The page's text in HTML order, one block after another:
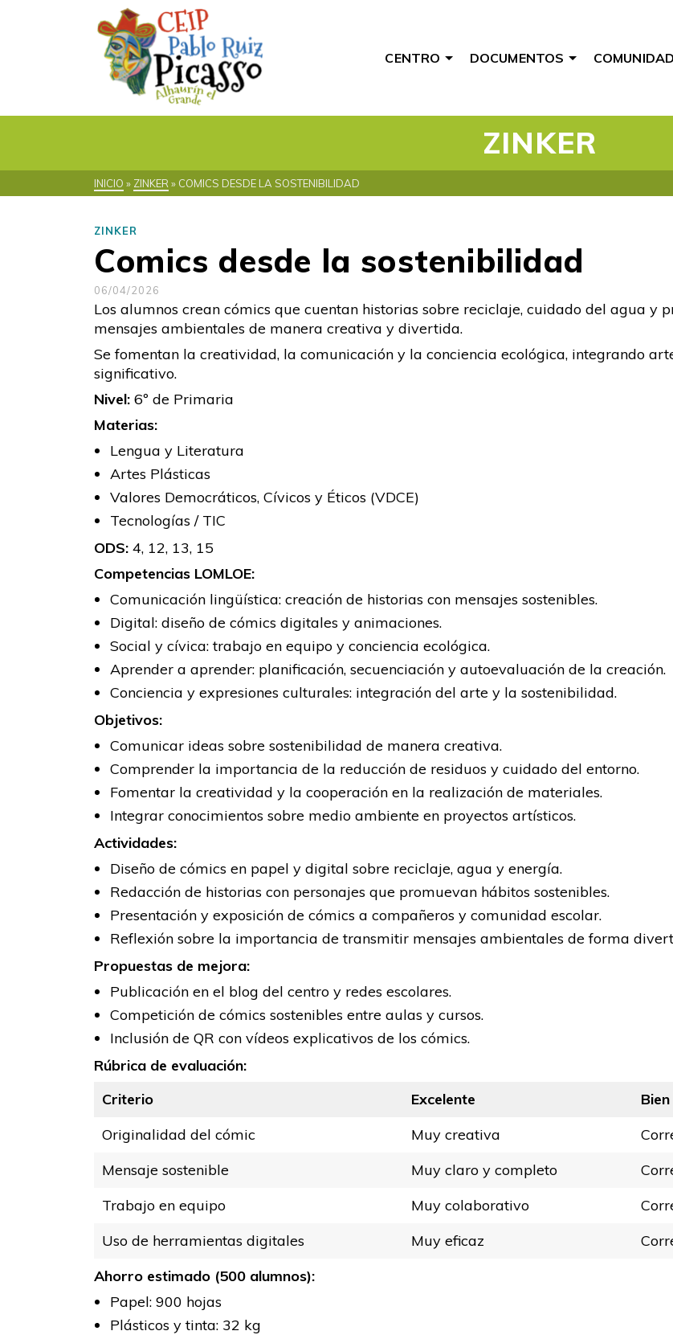
CENTRO DOCUMENTOS COMUNIDAD
ZINKER
INICIO » ZINKER » COMICS DESDE LA SOSTENIBILIDAD
ZINKER
Comics desde la sostenibilidad
06/04/2026
Los alumnos crean cómics que cuentan historias sobre reciclaje, cuidado del agua y
mensajes ambientales de manera creativa y divertida.
Se fomentan la creatividad, la comunicación y la conciencia ecológica, integrando
significativo.
Nivel: 6º de Primaria
Materias:
Lengua y Literatura
Artes Plásticas
Valores Democráticos, Cívicos y Éticos (VDCE)
Tecnologías / TIC
ODS: 4, 12, 13, 15
Competencias LOMLOE:
Comunicación lingüística: creación de historias con mensajes sostenibles.
Digital: diseño de cómics digitales y animaciones.
Social y cívica: trabajo en equipo y conciencia ecológica.
Aprender a aprender: planificación, secuenciación y autoevaluación de la creación.
Conciencia y expresiones culturales: integración del arte y la sostenibilidad.
Objetivos:
Comunicar ideas sobre sostenibilidad de manera creativa.
Comprender la importancia de la reducción de residuos y cuidado del entorno.
Fomentar la creatividad y la cooperación en la realización de materiales.
Integrar conocimientos sobre medio ambiente en proyectos artísticos.
Actividades:
Diseño de cómics en papel y digital sobre reciclaje, agua y energía.
Redacción de historias con personajes que promuevan hábitos sostenibles.
Presentación y exposición de cómics a compañeros y comunidad escolar.
Reflexión sobre la importancia de transmitir mensajes ambientales de forma
Propuestas de mejora:
Publicación en el blog del centro y redes escolares.
Competición de cómics sostenibles entre aulas y cursos.
Inclusión de QR con vídeos explicativos de los cómics.
Rúbrica de evaluación:
Criterio
Excelente Bien
Originalidad del cómic
Muy creativa
Mensaje sostenible
Muy claro y completo
Trabajo en equipo
Muy colaborativo
Uso de herramientas digitales
Muy eficaz
Ahorro estimado (500 alumnos):
Papel: 900 hojas
Plásticos y tinta: 32 kg